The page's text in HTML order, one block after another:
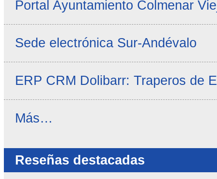
Portal Ayuntamiento Colmenar
Sede electrónica Sur-Andévalo
ERP CRM Dolibarr: Traperos de
Noticias
Más…
Reseñas destacadas